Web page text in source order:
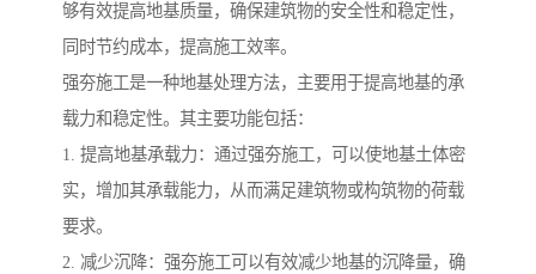
够有效提高地基质量，确保建筑物的安全性和稳定性，
同时节约成本，提高施工效率。
强夯施工是一种地基处理方法，主要用于提高地基的承
载力和稳定性。其主要功能包括：
1. 提高地基承载力：通过强夯施工，可以使地基土体密
实，增加其承载能力，从而满足建筑物或构筑物的荷载
要求。
2. 减少沉降：强夯施工可以有效减少地基的沉降量，确